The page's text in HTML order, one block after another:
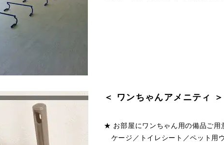
＜ ワンちゃんアメニティ ＞
★ お部屋にワンちゃん用の備品ご用
ケージ／トイレシート／ペット用